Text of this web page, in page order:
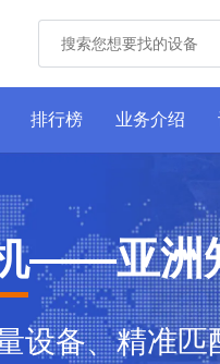
排行榜 业务介绍
——亚洲
设备、精准匹